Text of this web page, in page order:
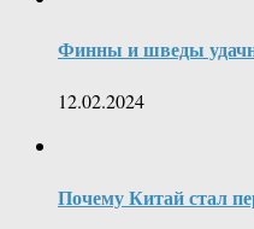
Финны и шведы
12.02.2024
Почему Китай стал